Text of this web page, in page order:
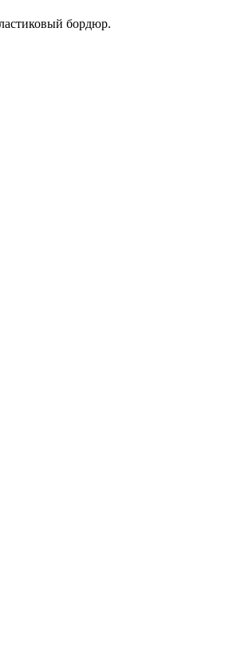
бордюр.